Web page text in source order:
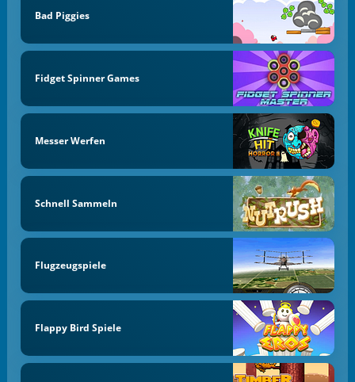
Bad Piggies
Fidget Spinner Games
Messer Werfen
Schnell Sammeln
Flugzeugspiele
Flappy Bird Spiele